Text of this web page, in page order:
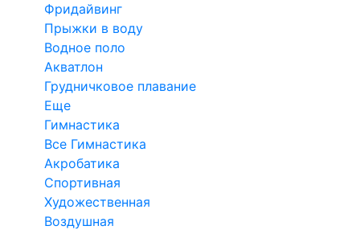
Фридайвинг
Прыжки в воду
Водное поло
Акватлон
Грудничковое плавание
Еще
Гимнастика
Все Гимнастика
Акробатика
Спортивная
Художественная
Воздушная